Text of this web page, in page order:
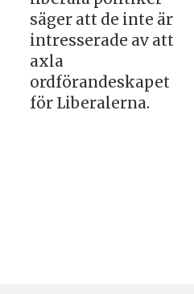
säger att de inte är
intresserade av att
axla
ordförandeskapet
för Liberalerna.